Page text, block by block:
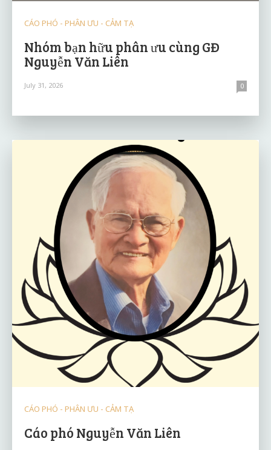
CÁO PHÓ - PHÂN ƯU - CẢM TẠ
Nhóm bạn hữu phân ưu cùng GĐ
Nguyễn Văn Liên
July 31, 2026 0
CÁO PHÓ - PHÂN ƯU - CẢM TẠ
Cáo phó Nguyễn Văn Liên